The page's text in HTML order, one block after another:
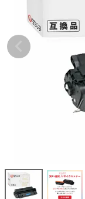
ブラザーインク
詰め替えインク
互換インクボト
互換インクカー
再生インクカー
ご利用ガイド